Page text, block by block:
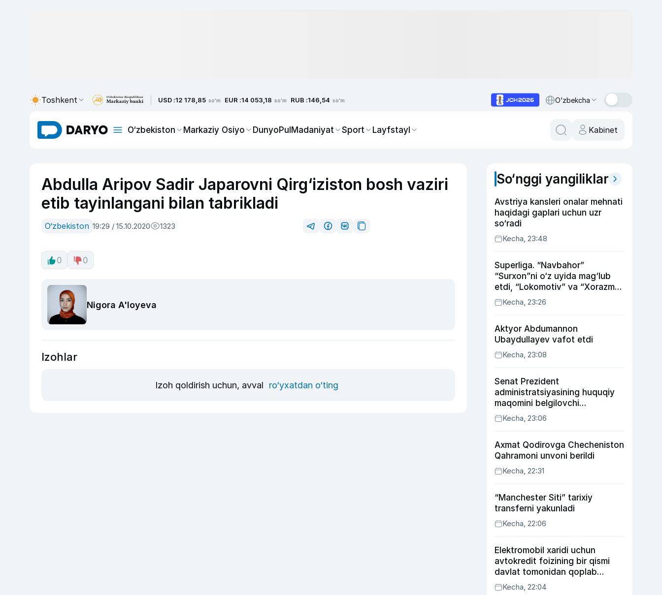
Toshkent USD :12 178,85 so'm EUR :14 053,18 so'm RUB :146,54 so'm O‘zbekcha
O‘zbekiston Markaziy Osiyo DunyoPulMadaniyat Sport Layfstayl Kabinet
Abdulla Aripov Sadir Japarovni Qirg‘iziston bosh vaziri
etib tayinlangani bilan tabrikladi
O‘zbekiston 19:29 / 15.10.2020 1323
0 0
Nigora A'loyeva
Izohlar
Izoh qoldirish uchun, avval ro‘yxatdan o‘ting
So‘nggi yangiliklar
Avstriya kansleri onalar mehnati
haqidagi gaplari uchun uzr
so‘radi
Kecha, 23:48
Superliga. “Navbahor”
“Surxon”ni o‘z uyida mag‘lub
etdi, “Lokomotiv” va “Xorazm”
uyda g‘alaba qozondi
Kecha, 23:26
Aktyor Abdu­mannon
Ubaydullayev vafot etdi
Kecha, 23:08
Senat Prezident
administratsiyasining huquqiy
maqomini belgilovchi
konstitutsiyaviy qonunni
ma’qulladi
Kecha, 23:06
Axmat Qodirovga Checheniston
Qahramoni unvoni berildi
Kecha, 22:31
“Manchester Siti” tarixiy
transferni yakunladi
Kecha, 22:06
Elektromobil xaridi uchun
avtokredit foizining bir qismi
davlat tomonidan qoplab
berilishi mumkin
Kecha, 22:04